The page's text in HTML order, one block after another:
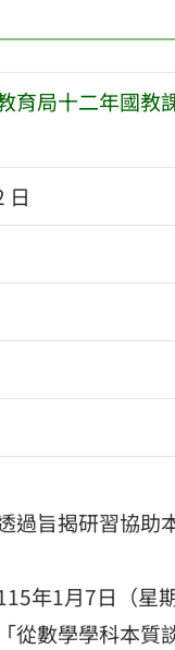
育局十二年國教
日
過旨揭研習協助
年1月7日（星
從數學學科本質